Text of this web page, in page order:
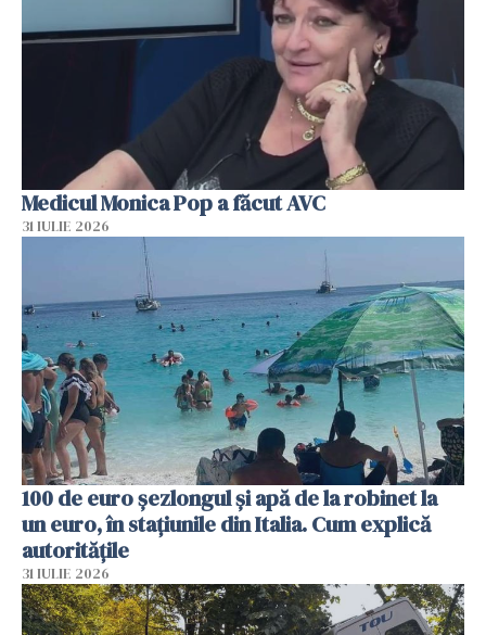
Medicul Monica Pop a făcut AVC
31 IULIE 2026
100 de euro șezlongul și apă de la robinet la
un euro, în stațiunile din Italia. Cum explică
autoritățile
31 IULIE 2026